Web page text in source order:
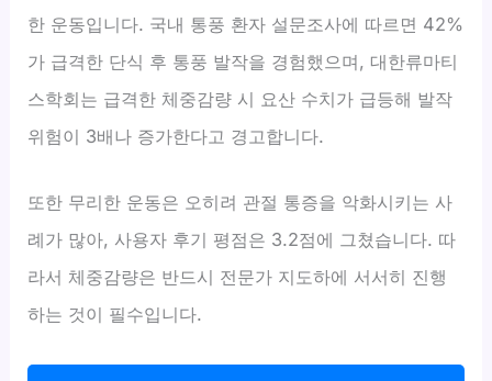
한 운동입니다. 국내 통풍 환자 설문조사에 따르면 42%
가 급격한 단식 후 통풍 발작을 경험했으며, 대한류마티
스학회는 급격한 체중감량 시 요산 수치가 급등해 발작
위험이 3배나 증가한다고 경고합니다.
또한 무리한 운동은 오히려 관절 통증을 악화시키는 사
례가 많아, 사용자 후기 평점은 3.2점에 그쳤습니다. 따
라서 체중감량은 반드시 전문가 지도하에 서서히 진행
하는 것이 필수입니다.